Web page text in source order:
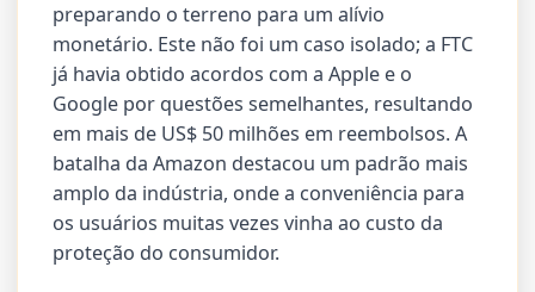
preparando o terreno para um alívio
monetário. Este não foi um caso isolado; a FTC
já havia obtido acordos com a Apple e o
Google por questões semelhantes, resultando
em mais de US$ 50 milhões em reembolsos. A
batalha da Amazon destacou um padrão mais
amplo da indústria, onde a conveniência para
os usuários muitas vezes vinha ao custo da
proteção do consumidor.